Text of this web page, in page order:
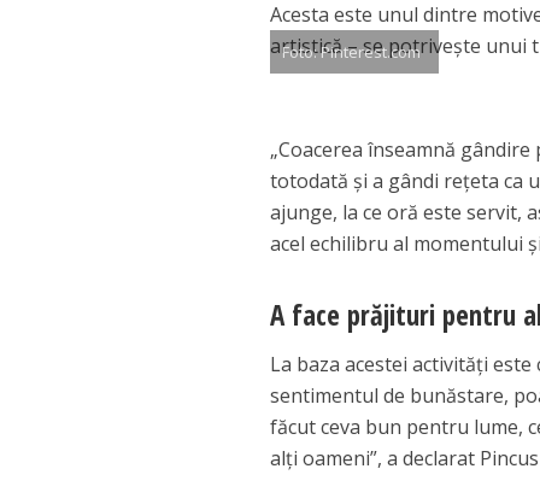
Acesta este unul dintre
artistică – se potriveşte unui
Foto: Pinterest.com
„Coacerea înseamnă gândire
totodată şi a gândi reţeta ca
ajunge, la ce oră este servit,
acel echilibru al momentului
A face prăjituri pentru
La baza acestei activităţi
sentimentul de bunăstare,
făcut ceva bun pentru lume,
alţi oameni”, a declarat